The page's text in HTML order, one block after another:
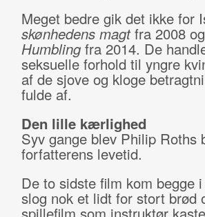
Meget bedre gik det ikke for
skønhedens magtfra 2008
Humbling fra 2014. De
seksuelle forhold til yngre
af de sjove og kloge
fulde af.
Den lille kærlighed
Syv gange blev Philip Roths
forfatterens levetid.
De to sidste film kom begge
slog nok et lidt for stort brød